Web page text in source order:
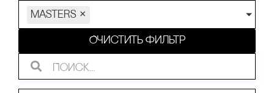
Masters ×
Очистить фильтр